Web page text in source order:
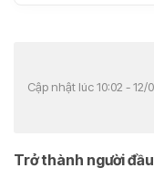
Cập nhật lúc 10:02 - 12/
Trở thành người